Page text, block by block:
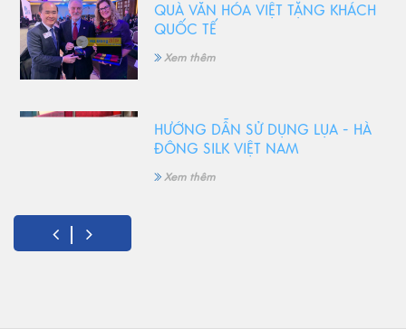
QUÀ VĂN HÓA VIỆT TẶNG KHÁCH
QUỐC TẾ
Xem thêm
HƯỚNG DẪN SỬ DỤNG LỤA - HÀ
ĐÔNG SILK VIỆT NAM
Xem thêm